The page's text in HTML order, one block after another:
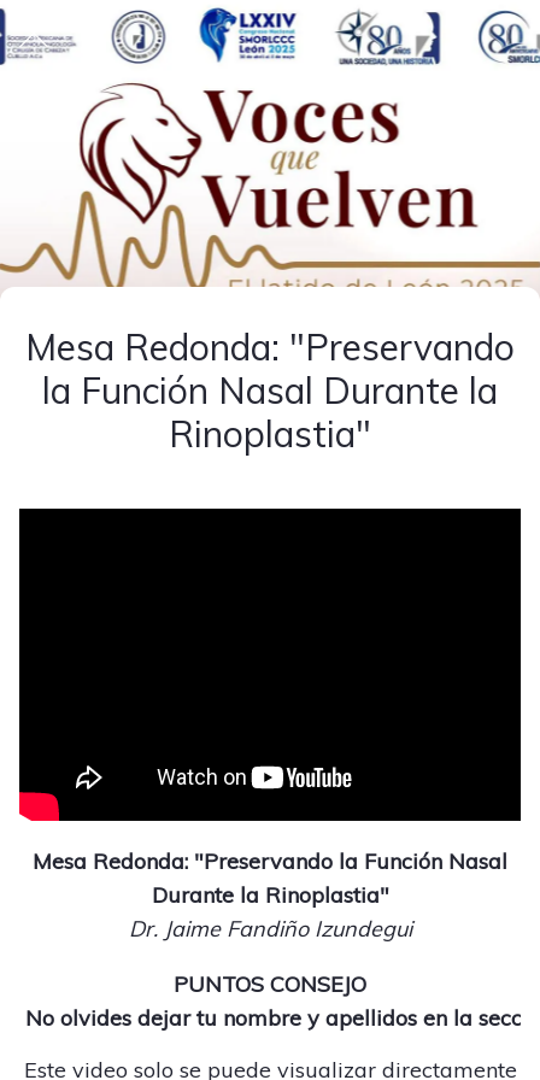
Mesa Redonda: "Preservando
la Función Nasal Durante la
Rinoplastia"
Mesa Redonda: "Preservando la Función Nasal
Durante la Rinoplastia"
Dr. Jaime Fandiño Izundegui
PUNTOS CONSEJO
No olvides dejar tu nombre y apellidos en la
Este video solo se puede visualizar directamente